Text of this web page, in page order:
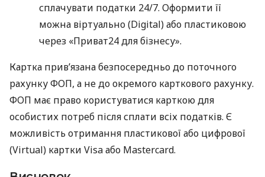
сплачувати податки 24/7. Оформити її
можна віртуально (Digital) або пластиковою
через «Приват24 для бізнесу».
Картка прив’язана безпосередньо до поточного
рахунку ФОП, а не до окремого карткового рахунку.
ФОП має право користуватися карткою для
особистих потреб після сплати всіх податків. Є
можливість отримання пластикової або цифрової
(Virtual) картки Visa або Mastercard.